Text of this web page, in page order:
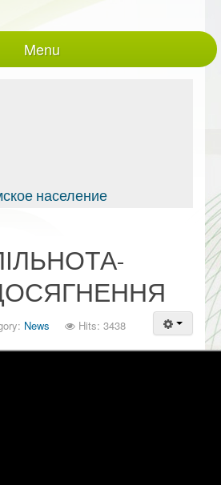
Menu
население
News Hits: 3438